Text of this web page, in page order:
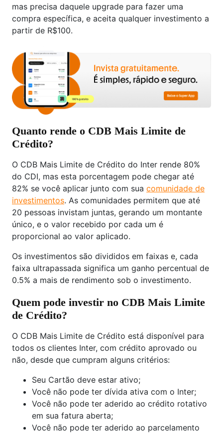
mas precisa daquele upgrade para fazer uma
compra específica, e aceita qualquer investimento a
partir de R$100.
Quanto rende o CDB Mais Limite de
Crédito?
O CDB Mais Limite de Crédito do Inter rende 80%
do CDI, mas esta porcentagem pode chegar até
82% se você aplicar junto com sua comunidade de
investimentos. As comunidades permitem que até
20 pessoas invistam juntas, gerando um montante
único, e o valor recebido por cada um é
proporcional ao valor aplicado.
Os investimentos são divididos em faixas e, cada
faixa ultrapassada significa um ganho percentual de
0.5% a mais de rendimento sob o investimento.
Quem pode investir no CDB Mais Limite
de Crédito?
O CDB Mais Limite de Crédito está disponível para
todos os clientes Inter, com crédito aprovado ou
não, desde que cumpram alguns critérios:
Seu Cartão deve estar ativo;
Você não pode ter dívida ativa com o Inter;
Você não pode ter aderido ao crédito rotativo
em sua fatura aberta;
Você não pode ter aderido ao parcelamento